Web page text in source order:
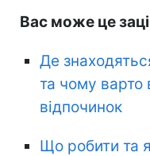
Вас може це
Де
та чому варто
відпочинок
Що робити та